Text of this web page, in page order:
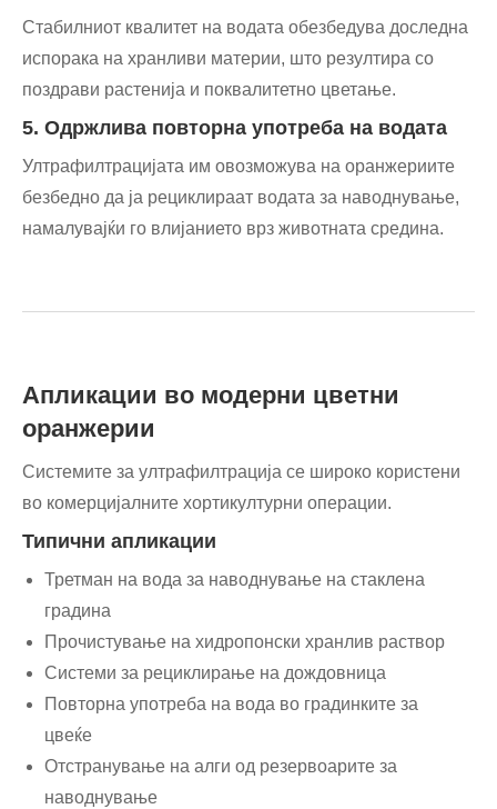
Стабилниот квалитет на водата обезбедува доследна
испорака на хранливи материи, што резултира со
поздрави растенија и поквалитетно цветање.
5. Одржлива повторна употреба на водата
Ултрафилтрацијата им овозможува на оранжериите
безбедно да ја рециклираат водата за наводнување,
намалувајќи го влијанието врз животната средина.
Апликации во модерни цветни
оранжерии
Системите за ултрафилтрација се широко користени
во комерцијалните хортикултурни операции.
Типични апликации
Третман на вода за наводнување на стаклена
градина
Прочистување на хидропонски хранлив раствор
Системи за рециклирање на дождовница
Повторна употреба на вода во градинките за
цвеќе
Отстранување на алги од резервоарите за
наводнување